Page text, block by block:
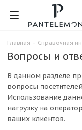
Главная - Справочная
Вопросы и
В данном разделе
вопросы
Использование
нагрузку на
ваших клиентов.